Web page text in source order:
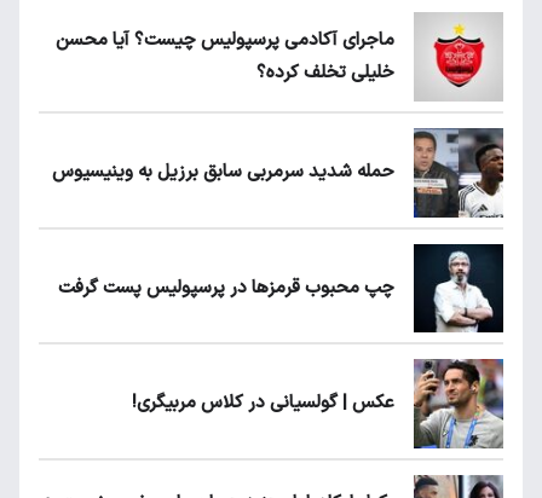
ماجرای آکادمی پرسپولیس چیست؟ آیا محسن
خلیلی تخلف کرده؟
حمله شدید سرمربی سابق برزیل به وینیسیوس
چپ محبوب قرمزها در پرسپولیس پست گرفت
عکس | گولسیانی در کلاس مربیگری!